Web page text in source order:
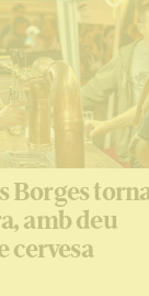
Borges
amb deu
cervesa